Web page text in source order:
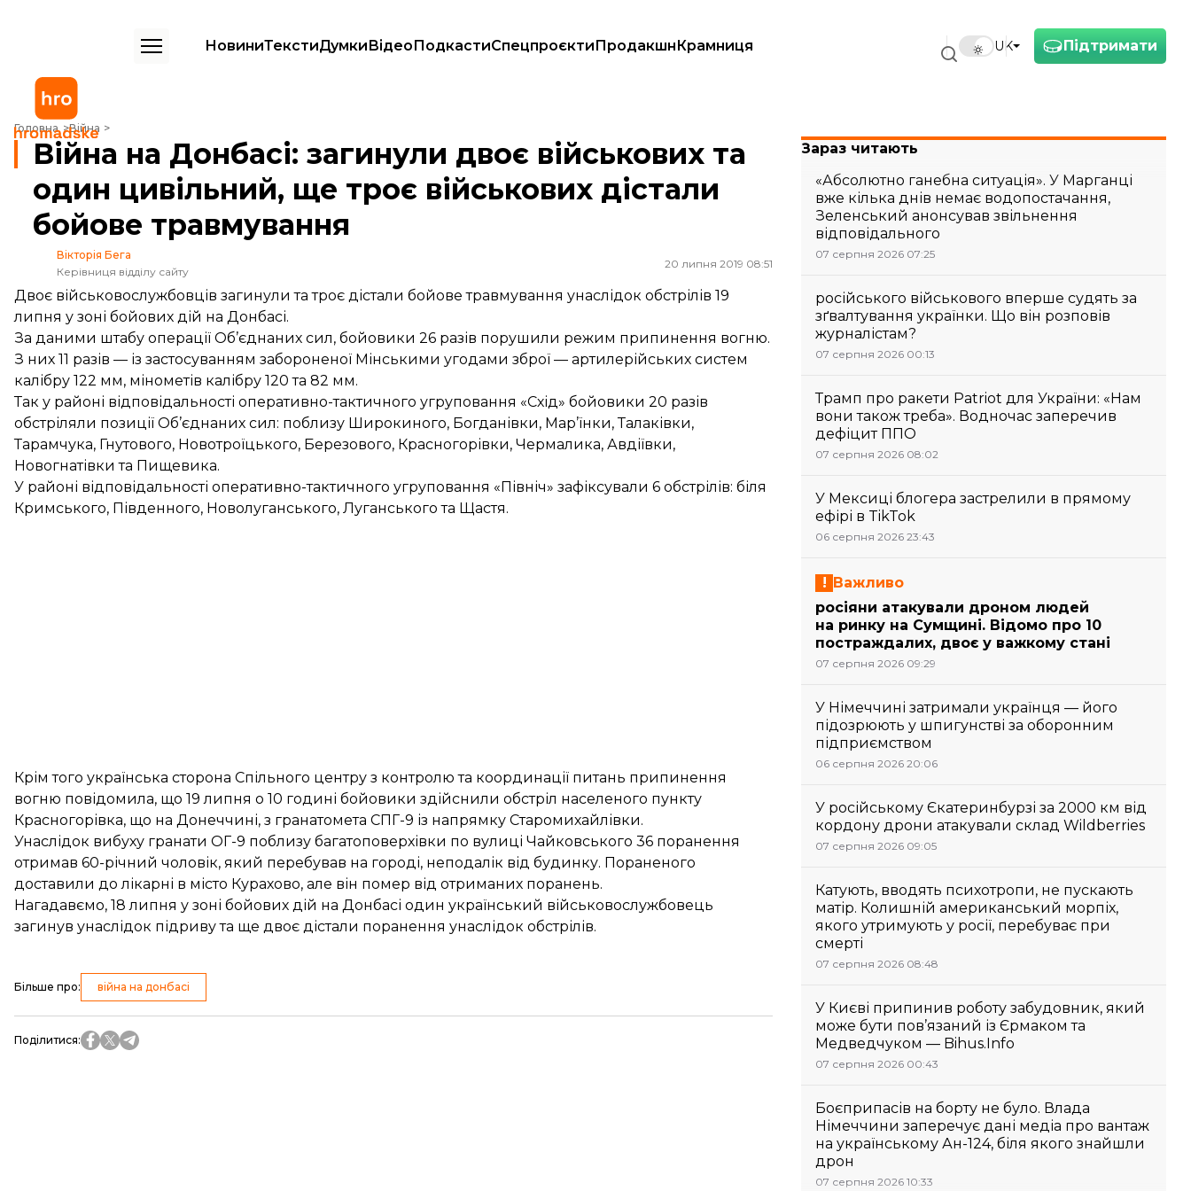
Підтримати
UK
НовиниТекстиДумкиВідеоПодкастиСпецпроєктиПродакшнКрамниця
Головна Війна
Війна на Донбасі: загинули двоє військових та один цивільний, ще троє військових дістали бойове травмування
Війна на Донбасі: загинули двоє військових та
один цивільний, ще троє військових дістали
бойове травмування
Вікторія Бега
Керівниця відділу сайту
20 липня 2019 08:51
Двоє військовослужбовців загинули та троє дістали бойове травмування унаслідок обстрілів 19
липня у зоні бойових дій на Донбасі.
За даними штабу операції Об’єднаних сил, бойовики 26 разів порушили режим припинення вогню.
З них 11 разів — із застосуванням забороненої Мінськими угодами зброї — артилерійських систем
калібру 122 мм, мінометів калібру 120 та 82 мм.
Так у районі відповідальності оперативно-тактичного угруповання «Схід» бойовики 20 разів
обстріляли позиції Об’єднаних сил: поблизу Широкиного, Богданівки, Мар’їнки, Талаківки,
Тарамчука, Гнутового, Новотроїцького, Березового, Красногорівки, Чермалика, Авдіївки,
Новогнатівки та Пищевика.
У районі відповідальності оперативно-тактичного угруповання «Північ» зафіксували 6 обстрілів: біля
Кримського, Південного, Новолуганського, Луганського та Щастя.
Крім того українська сторона Спільного центру з контролю та координації питань припинення
вогню повідомила, що 19 липня о 10 годині бойовики здійснили обстріл населеного пункту
Красногорівка, що на Донеччині, з гранатомета СПГ-9 із напрямку Старомихайлівки.
Унаслідок вибуху гранати ОГ-9 поблизу багатоповерхівки по вулиці Чайковського 36 поранення
отримав 60-річний чоловік, який перебував на городі, неподалік від будинку. Пораненого
доставили до лікарні в місто Курахово, але він помер від отриманих поранень.
Нагадавємо, 18 липня у зоні бойових дій на Донбасі один український військовослужбовець
загинув унаслідок підриву та ще двоє дістали поранення унаслідок обстрілів.
Більше про: війна на донбасі
Поділитися:
Зараз читають
«Абсолютно ганебна ситуація». У Марганці
вже кілька днів немає водопостачання,
Зеленський анонсував звільнення
відповідального
07 серпня 2026 07:25
російського військового вперше судять за
зґвалтування українки. Що він розповів
журналістам?
07 серпня 2026 00:13
Трамп про ракети Patriot для України: «Нам
вони також треба». Водночас заперечив
дефіцит ППО
07 серпня 2026 08:02
У Мексиці блогера застрелили в прямому
ефірі в TikTok
06 серпня 2026 23:43
Важливо
росіяни атакували дроном людей
на ринку на Сумщині. Відомо про 10
постраждалих, двоє у важкому стані
07 серпня 2026 09:29
У Німеччині затримали українця — його
підозрюють у шпигунстві за оборонним
підприємством
06 серпня 2026 20:06
У російському Єкатеринбурзі за 2000 км від
кордону дрони атакували склад Wildberries
07 серпня 2026 09:05
Катують, вводять психотропи, не пускають
матір. Колишній американський морпіх,
якого утримують у росії, перебуває при
смерті
07 серпня 2026 08:48
У Києві припинив роботу забудовник, який
може бути пов’язаний із Єрмаком та
Медведчуком — Bihus.Info
07 серпня 2026 00:43
Боєприпасів на борту не було. Влада
Німеччини заперечує дані медіа про вантаж
на українському Ан-124, біля якого знайшли
дрон
07 серпня 2026 10:33